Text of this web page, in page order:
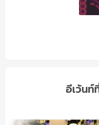
อีเว้นท์